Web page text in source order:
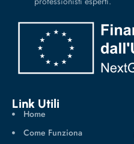
Link Utili
Home
Come Funziona